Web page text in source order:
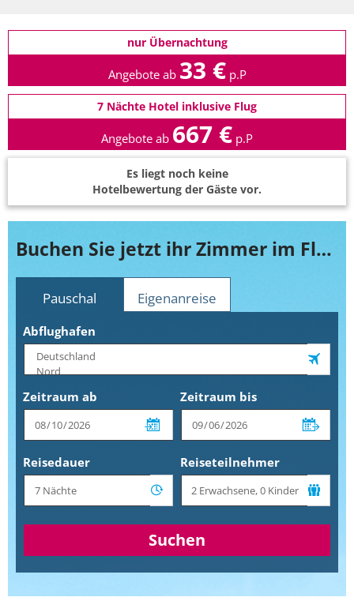
nur Übernachtung
Angebote ab 33 € p.P
7 Nächte Hotel inklusive Flug
Angebote ab 667 € p.P
Es liegt noch keine
Hotelbewertung der Gäste vor.
Buchen Sie jetzt ihr Zimmer im Flower of Monemvasia
Pauschal Eigenanreise
Abflughafen
Zeitraum ab Zeitraum bis
Reisedauer Reiseteilnehmer
Suchen